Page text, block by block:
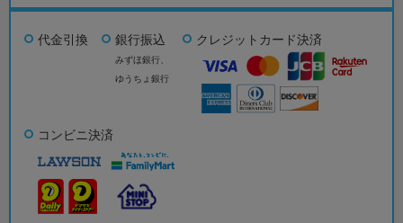
代金引換 銀行振込
みずほ銀行、
ゆうちょ銀行
クレジットカード決済
コンビニ決済